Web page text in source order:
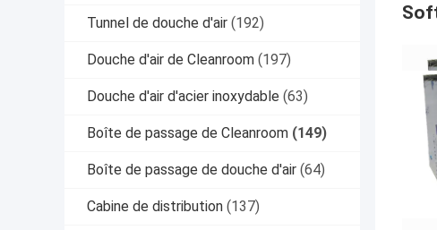
Tunnel de douche d'air (192)
Douche d'air de Cleanroom (197)
Douche d'air d'acier inoxydable (63)
Boîte de passage de Cleanroom (149)
Boîte de passage de douche d'air (64)
Cabine de distribution (137)